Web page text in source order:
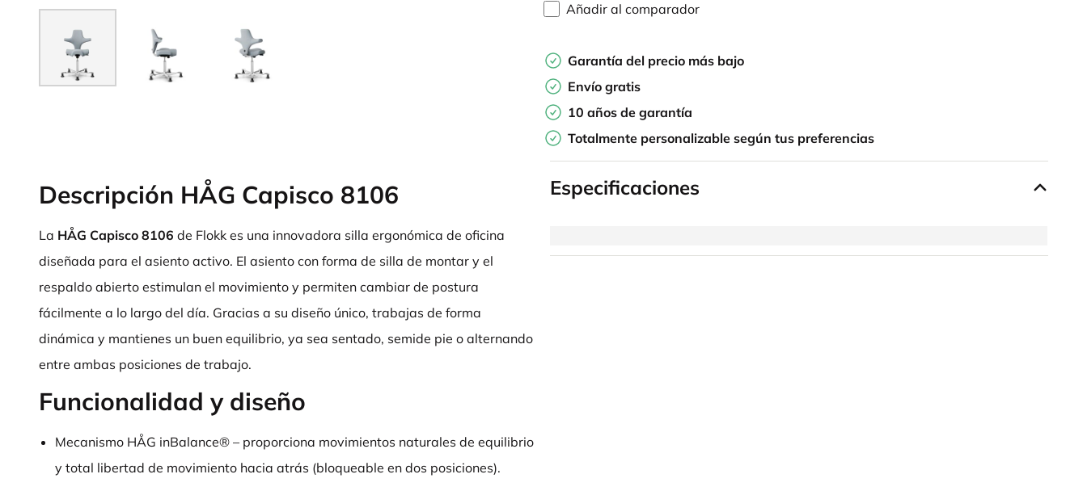
Añadir al comparador
Garantía del precio más bajo
Envío gratis
10 años de garantía
Totalmente personalizable según tus preferencias
Descripción HÅG Capisco 8106
La HÅG Capisco 8106 de Flokk es una innovadora silla ergonómica de oficina
diseñada para el asiento activo. El asiento con forma de silla de montar y el
respaldo abierto estimulan el movimiento y permiten cambiar de postura
fácilmente a lo largo del día. Gracias a su diseño único, trabajas de forma
dinámica y mantienes un buen equilibrio, ya sea sentado, semide pie o alternando
entre ambas posiciones de trabajo.
Funcionalidad y diseño
Mecanismo HÅG inBalance® – proporciona movimientos naturales de equilibrio
y total libertad de movimiento hacia atrás (bloqueable en dos posiciones).
Especificaciones